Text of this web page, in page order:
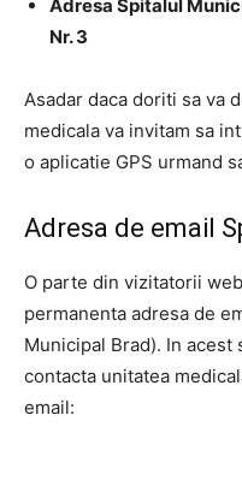
Adresa Spitalul
Nr. 3
Asadar daca doriti sa va
medicala va invitam sa
o aplicatie GPS urmand
Adresa de email
O parte din vizitatorii
permanenta adresa de
Municipal Brad). In acest
contacta unitatea
email: